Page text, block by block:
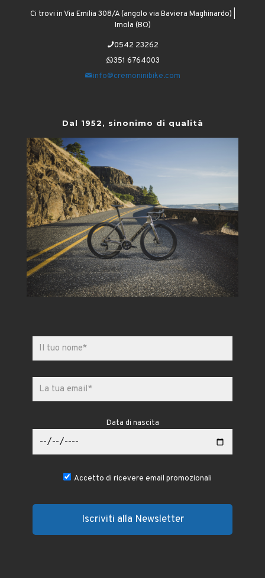
Ci trovi in Via Emilia 308/A (angolo via Baviera Maghinardo) |
Imola (BO)
0542 23262
351 6764003
info@cremoninibike.com
Dal 1952, sinonimo di qualità
Data di nascita
Accetto di ricevere email promozionali